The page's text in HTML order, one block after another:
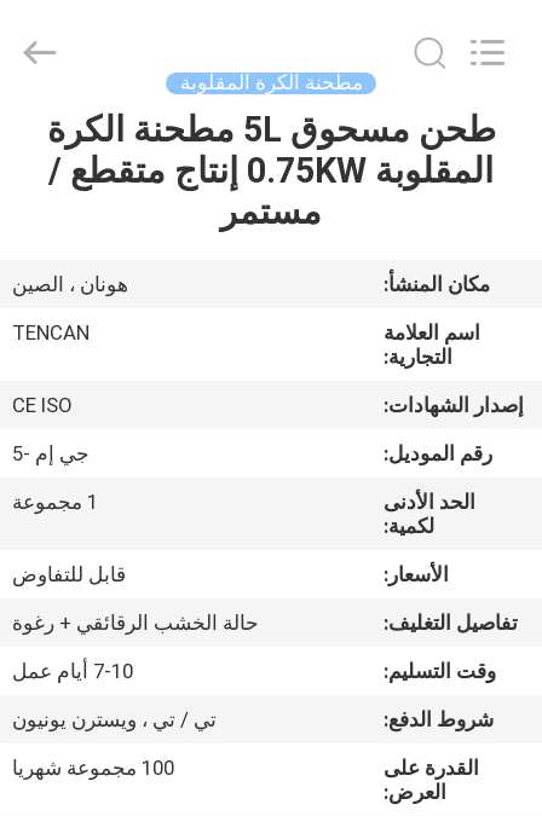
منزل،
معلومات
جولة
مراقبة
الجودة
اتصل
Technology
مطحنة الكرة المقلوبة
طحن مسحوق 5L مطحنة الكرة
المقلوبة 0.75KW إنتاج متقطع /
مستمر
مكان المنشأ:
هونان ، الصين
اسم العلامة
التجارية:
TENCAN
إصدار الشهادات:
CE ISO
رقم الموديل:
جي إم -5
الحد الأدنى
لكمية:
1 مجموعة
الأسعار:
قابل للتفاوض
تفاصيل التغليف:
حالة الخشب الرقائقي + رغوة
وقت التسليم:
7-10 أيام عمل
شروط الدفع:
تي / تي ، ويسترن يونيون
القدرة على
العرض:
100 مجموعة شهريا